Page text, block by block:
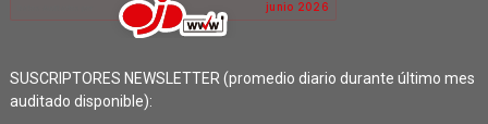
SUSCRIPTORES NEWSLETTER (promedio diario durante último mes
auditado disponible):